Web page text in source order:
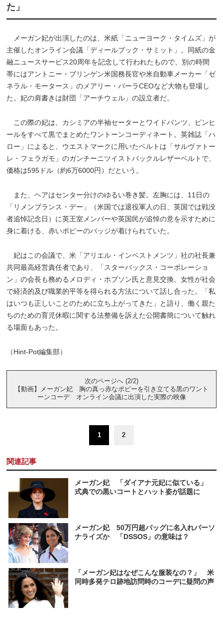
た」
メーガン妃が出演したのは、米紙「ニューヨーク・タイムズ」が
主催したオンライン会議「ディールブック・サミット」。同紙の金
融ニュースサービス20周年を記念して行われたもので、別の時間
帯にはアントニー・ブリンゲン米国務長官や米自動車メーカー「ゼ
ネラル・モータース」のメアリー・バーラCEOなど大物も登場し
た。妃の肩書きは財団「アーチウェル」の設立者だ。
この際の妃は、カシミアの半袖セーターとワイドパンツ、ピンヒ
ールをすべて黒でまとめたワントーンコーディネート。英雑誌「ハ
ロー」によると、ウエストマークに用いたベルトは「サルヴァトー
レ・フェラガモ」のガンチーニツイストバックルレザーベルトで、
価格は595ドル（約6万6000円）だという。
また、ヘアはセンター分けのゆるい巻き髪。左胸には、11日の
「リメンブランス・デー」（米国では退役軍人の日、英国では戦没
者追悼記念日）に英王室メンバーや英国民が追悼の意を示すために
身に着ける、赤いポピーのバッジが着けられていた。
妃はこの会議で、米「アリエル・インベストメンツ」社の社長兼
共同最高経営責任者であり、「スターバックス・コーポレーショ
ン」の会長も務めるメロディ・ホブソン氏と意見交換。女性が社会
で経済的及び職業的平等を得られる方法について話し合った。「私
はいつも正しいことのために立ち上がってきた」と語り、働く親た
ちのための育児休暇に関する法整備を訴えた公開書簡について触れ
る場面もあった。
（Hint-Pot編集部）
次のページへ (2/2)
【動画】メーガン妃 胸の真っ赤なポピーを引き立てる黒のワント
ーンコーデ オンライン会議に出演した実際の映像
1 2
関連記事
メーガン妃 「ダイアナ元妃に似ている」
式典での黒いコートとハット姿が話題に
メーガン妃 50万円超バッグに名入れパーソ
ナライズか 「DSSOS」の意味は？
「メーガン妃はなぜこんな服装なの？」 米
同時多発テロ跡地訪問時のコーデに疑問の声